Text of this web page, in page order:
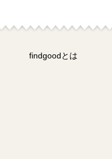
findgoodとは